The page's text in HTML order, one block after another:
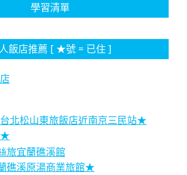
學習清單
飯店推薦 [ ★號 = 已住 ]
台北松山東旅飯店近南京三民站★
★
旅宜蘭礁溪館
礁溪原湯商業旅館★